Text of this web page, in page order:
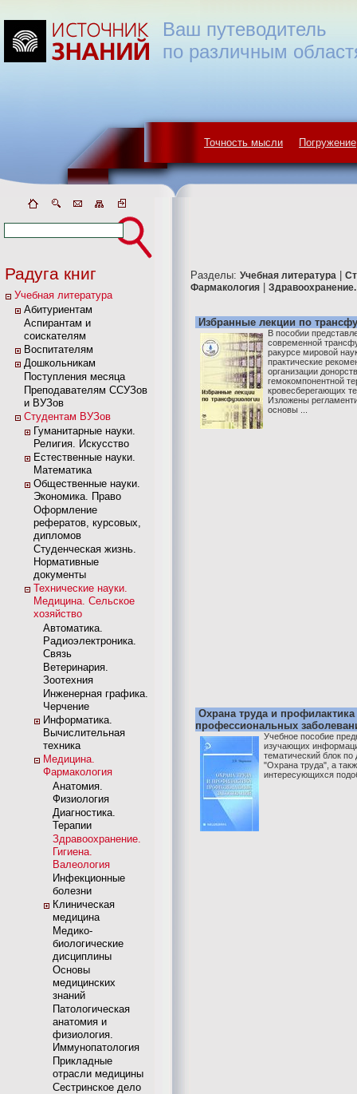
Точность мысли Погружение
Ваш путеводитель
по различным
Радуга книг
Учебная литература
Абитуриентам
Аспирантам и
соискателям
Воспитателям
Дошкольникам
Поступления месяца
Преподавателям ССУЗов
и ВУЗов
Студентам ВУЗов
Гуманитарные науки.
Религия. Искусство
Естественные науки.
Математика
Общественные науки.
Экономика. Право
Оформление
рефератов, курсовых,
дипломов
Студенческая жизнь.
Нормативные
документы
Технические науки.
Медицина. Сельское
хозяйство
Автоматика.
Радиоэлектроника.
Связь
Ветеринария.
Зоотехния
Инженерная графика.
Черчение
Информатика.
Вычислительная
техника
Медицина.
Фармакология
Анатомия.
Физиология
Диагностика.
Терапии
Здравоохранение.
Гигиена.
Валеология
Инфекционные
болезни
Клиническая
медицина
Медико-
биологические
дисциплины
Основы
медицинских
знаний
Патологическая
анатомия и
физиология.
Иммунопатология
Прикладные
отрасли медицины
Сестринское дело
Разделы: Учебная литература
Фармакология
Избранные лекции по
В пособии
современной
ракурсе мировой
практические
организации
гемокомпонентной
кровесберегающих
Изложены
основы ...
Охрана труда и профилактика
профессиональных
Учебное пособие
изучающих
тематический блок по
"Охрана труда", а
интересующихся